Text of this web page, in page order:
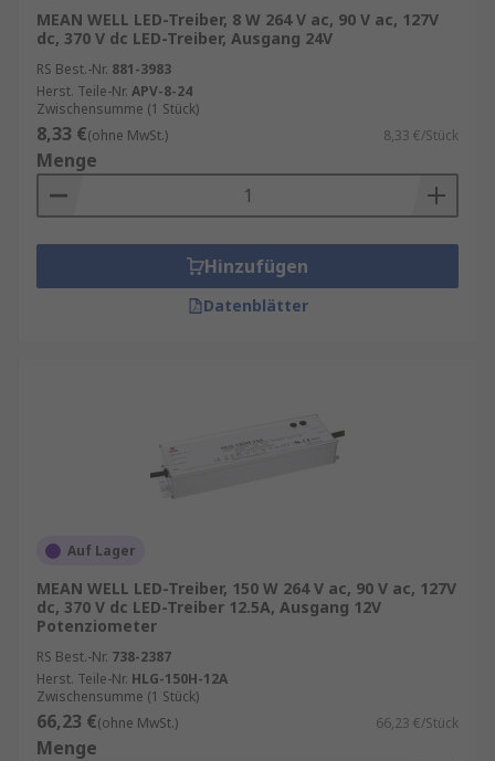
kommen können, z. B. LED-Lichtbänder in einer
Küche. LED-Treiber mit IP67 sind robust und
ideal für den Außeneinsatz, wo sie in Wasser
eingetaucht werden können.
MEAN WELL LED-Treiber, 8 W 264 V ac, 90 V ac, 127V
dc, 370 V dc LED-Treiber, Ausgang 24V
RS Best.-Nr. 881-3983
Herst. Teile-Nr. APV-8-24
Zwischensumme (1 Stück)
8,33 €(ohne MwSt.) 8,33 €/Stück
Menge
Hinzufügen
Datenblätter
Auf Lager
MEAN WELL LED-Treiber, 150 W 264 V ac, 90 V ac, 127V
dc, 370 V dc LED-Treiber 12.5A, Ausgang 12V
Potenziometer
RS Best.-Nr. 738-2387
Herst. Teile-Nr. HLG-150H-12A
Zwischensumme (1 Stück)
66,23 €(ohne MwSt.) 66,23 €/Stück
Menge